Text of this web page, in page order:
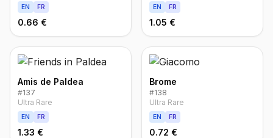
EN FR
0.66 €
EN FR
1.05 €
Amis de Paldea
#137
Ultra Rare
EN FR
1.33 €
Brome
#138
Ultra Rare
EN FR
0.72 €